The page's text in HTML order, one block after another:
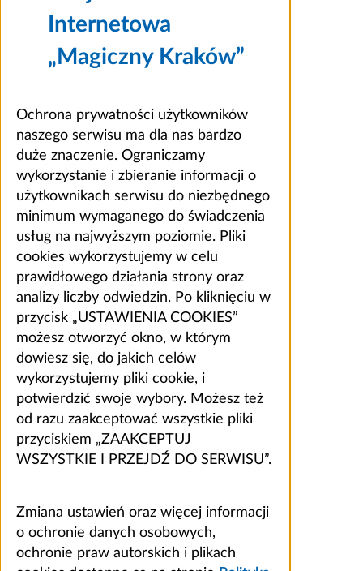
Internetowa
„Magiczny Kraków”
Ochrona prywatności użytkowników
naszego serwisu ma dla nas bardzo
duże znaczenie. Ograniczamy
wykorzystanie i zbieranie informacji o
użytkownikach serwisu do niezbędnego
minimum wymaganego do świadczenia
usług na najwyższym poziomie. Pliki
cookies wykorzystujemy w celu
prawidłowego działania strony oraz
analizy liczby odwiedzin. Po kliknięciu w
przycisk „USTAWIENIA COOKIES”
możesz otworzyć okno, w którym
dowiesz się, do jakich celów
wykorzystujemy pliki cookie, i
potwierdzić swoje wybory. Możesz też
od razu zaakceptować wszystkie pliki
przyciskiem „ZAAKCEPTUJ
WSZYSTKIE I PRZEJDŹ DO SERWISU”.
Zmiana ustawień oraz więcej informacji
o ochronie danych osobowych,
ochronie praw autorskich i plikach